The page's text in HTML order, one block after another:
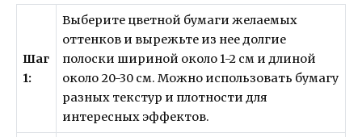
Шаг
1:
Выберите цветной бумаги желаемых
оттенков и вырежьте из нее долгие
полоски шириной около 1-2 см и длиной
около 20-30 см. Можно использовать бумагу
разных текстур и плотности для
интересных эффектов.